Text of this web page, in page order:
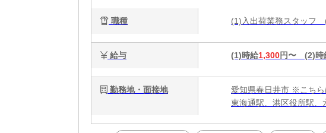
職種 (1)入出荷業務スタッ
給与 (1)時給1,300円〜 (2)時
勤務地・面接地
愛知県春日井市 ※こち
東海通駅、港区役所駅、